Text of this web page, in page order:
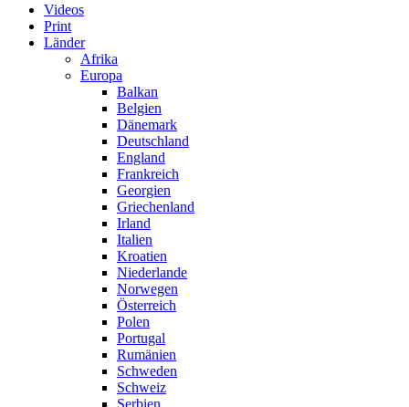
Videos
Print
Länder
Afrika
Europa
Balkan
Belgien
Dänemark
Deutschland
England
Frankreich
Georgien
Griechenland
Irland
Italien
Kroatien
Niederlande
Norwegen
Österreich
Polen
Portugal
Rumänien
Schweden
Schweiz
Serbien